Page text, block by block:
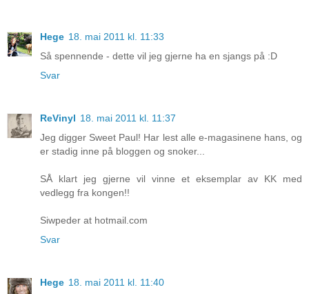
Hege 18. mai 2011 kl. 11:33
Så spennende - dette vil jeg gjerne ha en sjangs på :D
Svar
ReVinyl 18. mai 2011 kl. 11:37
Jeg digger Sweet Paul! Har lest alle e-magasinene hans, og
er stadig inne på bloggen og snoker...
SÅ klart jeg gjerne vil vinne et eksemplar av KK med
vedlegg fra kongen!!
Siwpeder at hotmail.com
Svar
Hege 18. mai 2011 kl. 11:40